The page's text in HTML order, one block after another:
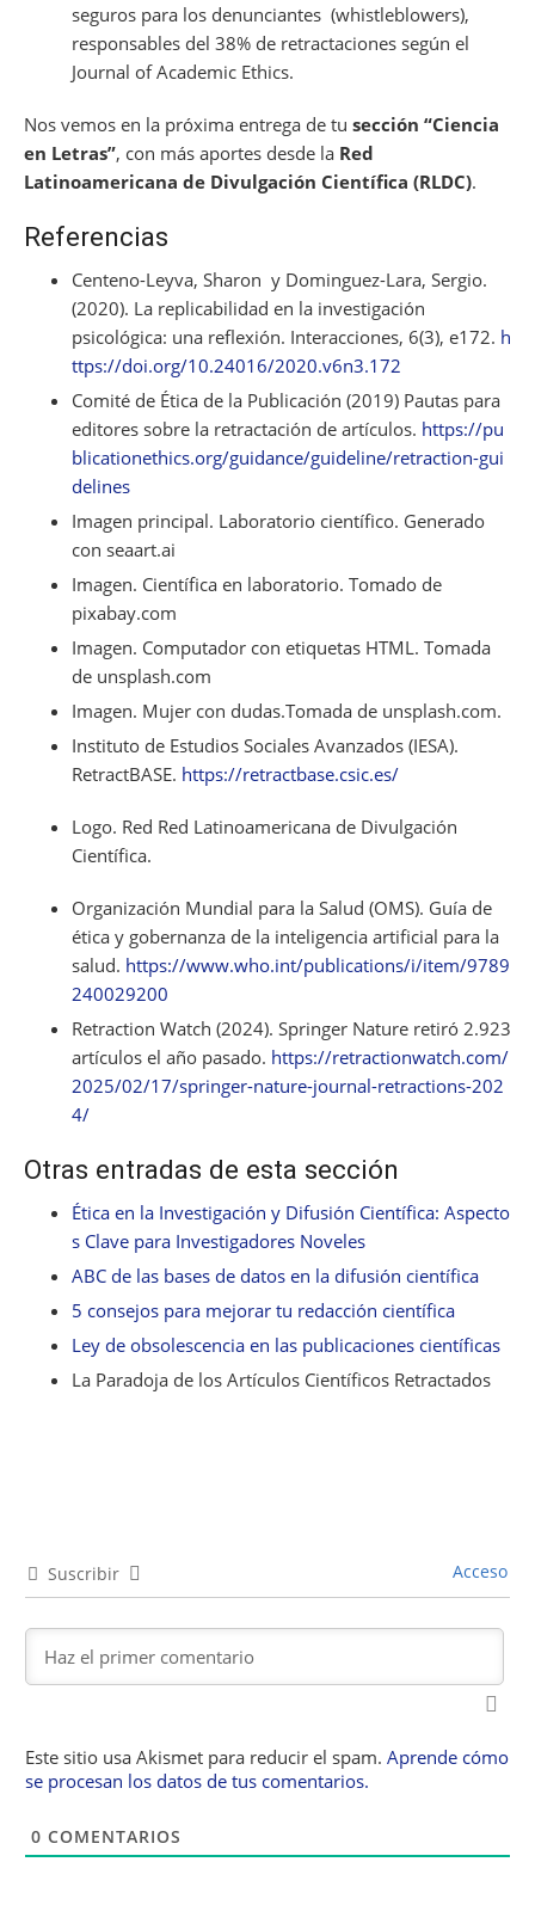
seguros para los denunciantes (whistleblowers),
responsables del 38% de retractaciones según el
Journal of Academic Ethics.
Nos vemos en la próxima entrega de tu sección “Ciencia
en Letras”, con más aportes desde la Red
Latinoamericana de Divulgación Científica (RLDC).
Referencias
Centeno-Leyva, Sharon y Dominguez-Lara, Sergio.
(2020). La replicabilidad en la investigación
psicológica: una reflexión. Interacciones, 6(3), e172. h
ttps://doi.org/10.24016/2020.v6n3.172
Comité de Ética de la Publicación (2019) Pautas para
editores sobre la retractación de artículos. https://pu
blicationethics.org/guidance/guideline/retraction-gui
delines
Imagen principal. Laboratorio científico. Generado
con seaart.ai
Imagen. Científica en laboratorio. Tomado de
pixabay.com
Imagen. Computador con etiquetas HTML. Tomada
de unsplash.com
Imagen. Mujer con dudas.Tomada de unsplash.com.
Instituto de Estudios Sociales Avanzados (IESA).
RetractBASE. https://retractbase.csic.es/
Logo. Red Red Latinoamericana de Divulgación
Científica.
Organización Mundial para la Salud (OMS). Guía de
ética y gobernanza de la inteligencia artificial para la
salud. https://www.who.int/publications/i/item/9789
240029200
Retraction Watch (2024). Springer Nature retiró 2.923
artículos el año pasado. https://retractionwatch.com/
2025/02/17/springer-nature-journal-retractions-202
4/
Otras entradas de esta sección
Ética en la Investigación y Difusión Científica: Aspecto
s Clave para Investigadores Noveles
ABC de las bases de datos en la difusión científica
5 consejos para mejorar tu redacción científica
Ley de obsolescencia en las publicaciones científicas
La Paradoja de los Artículos Científicos Retractados
Suscribir Acceso
Este sitio usa Akismet para reducir el spam. Aprende cómo
se procesan los datos de tus comentarios.
0 COMENTARIOS